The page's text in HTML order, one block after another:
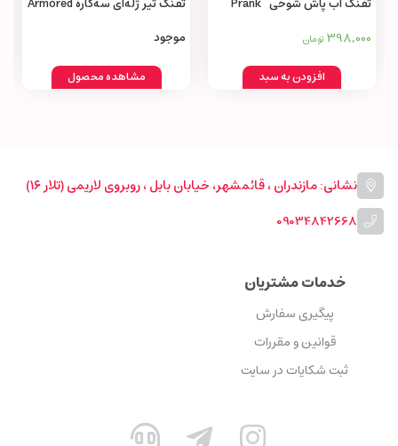
398,000 تومان
افزودن به سبد
موجود
مشاهده محصول
نشانی: مازندران ، قائمشهر، خیابان بابل ، روبروی لاریمی (تلار ۱۶)
09034842668
خدمات مشتریان
پیگیری سفارش
قوانین و مقررات
ثبت شکایات در سایت